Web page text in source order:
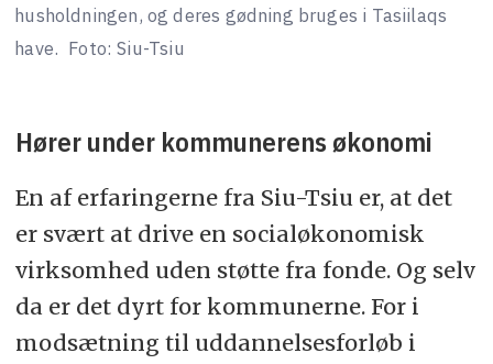
husholdningen, og deres gødning bruges i Tasiilaqs
have. Foto: Siu-Tsiu
Hører under kommunerens økonomi
En af erfaringerne fra Siu-Tsiu er, at det
er svært at drive en socialøkonomisk
virksomhed uden støtte fra fonde. Og selv
da er det dyrt for kommunerne. For i
modsætning til uddannelsesforløb i